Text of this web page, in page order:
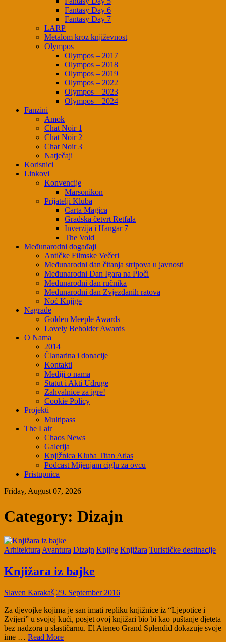
Fantasy Day 6
Fantasy Day 7
LARP
Metalom kroz književnost
Olympos
Olympos – 2017
Olympos – 2018
Olympos – 2019
Olympos – 2022
Olympos – 2023
Olympos – 2024
Fanzini
Amok
Chat Noir 1
Chat Noir 2
Chat Noir 3
Natječaji
Korisnici
Linkovi
Konvencije
Marsonikon
Prijatelji Kluba
Carta Magica
Gradska četvrt Retfala
Inverzija i Hangar 7
The Void
Međunarodni događaji
Antičke Filmske Večeri
Međunarodni dan čitanja stripova u javnosti
Međunarodni Dan Igara na Ploči
Međunarodni dan ručnika
Međunarodni dan Zvjezdanih ratova
Noć Knjige
Nagrade
Golden Meeple Awards
Lovely Beholder Awards
O Nama
2014
Članarina i donacije
Kontakti
Mediji o nama
Statut i Akti Udruge
Zahvalnice za igre!
Cookie Policy
Projekti
Multipass
The Lair
Chaos News
Galerija
Knjižnica Kluba Titan Atlas
Podcast Mijenjam ciglu za ovcu
Pristupnica
Friday, August 07, 2026
Category: Dizajn
Arhitektura Avantura Dizajn Knjige Knjižara Turističke destinacije
Knjižara iz bajke
Slaven Karakaš 29. September 2016
Za djevojke kojima je san imati repliku knjižnice iz “Ljepotice i
Zvijeri” u svojoj kući, posjet ovoj knjižari bio bi kao puštanje djeteta
bez nadzora u slastičarnu. El Ateneo Grand Splendid dokazuje svoje
ime … Read More